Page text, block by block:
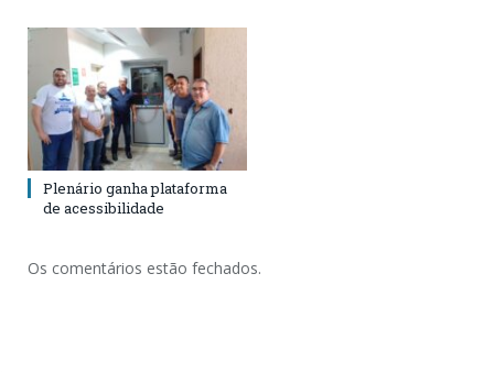
Plenário ganha plataforma
de acessibilidade
Os comentários estão fechados.